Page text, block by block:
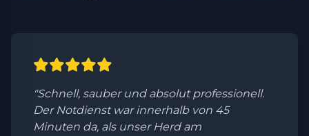
"Schnell, sauber und absolut professionell.
Der Notdienst war innerhalb von 45
Minuten da, als unser Herd am